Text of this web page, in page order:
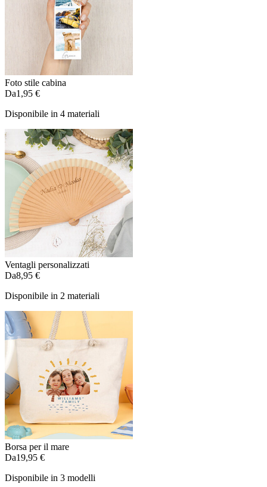
Foto stile cabina
Da1,95 €
Disponibile in 4 materiali
Ventagli personalizzati
Da8,95 €
Disponibile in 2 materiali
Borsa per il mare
Da19,95 €
Disponibile in 3 modelli